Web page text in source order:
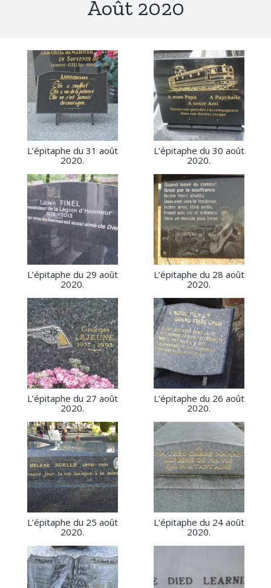
Août 2020
L’épitaphe du 31 août
2020.
L’épitaphe du 30 août
2020.
L’épitaphe du 29 août
2020.
L’épitaphe du 28 août
2020.
L’épitaphe du 27 août
2020.
L’épitaphe du 26 août
2020.
L’épitaphe du 25 août
2020.
L’épitaphe du 24 août
2020.